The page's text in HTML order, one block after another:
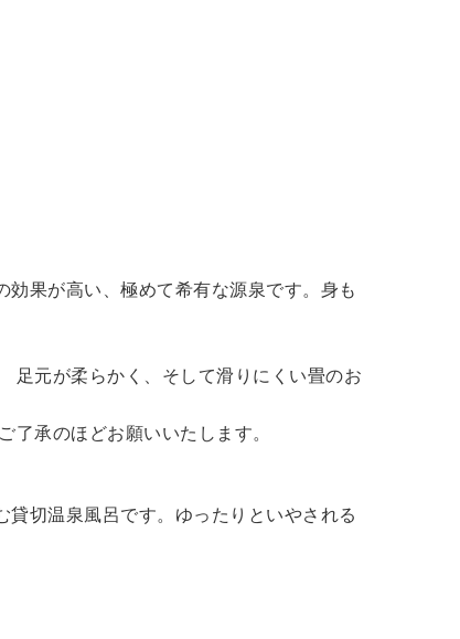
果が高い、極めて希有な源泉です。身も
足元が柔らかく、そして滑りにくい畳のお
承のほどお願いいたします。
切温泉風呂です。ゆったりといやされる